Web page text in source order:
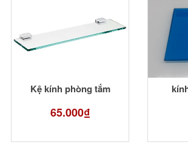
Kệ kính phòng tắm
65.000₫